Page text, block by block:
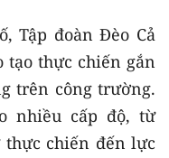
Tập đoàn Đèo Cả
thực chiến gắn
trên công trường.
nhiều cấp độ, từ
thực chiến đến lực